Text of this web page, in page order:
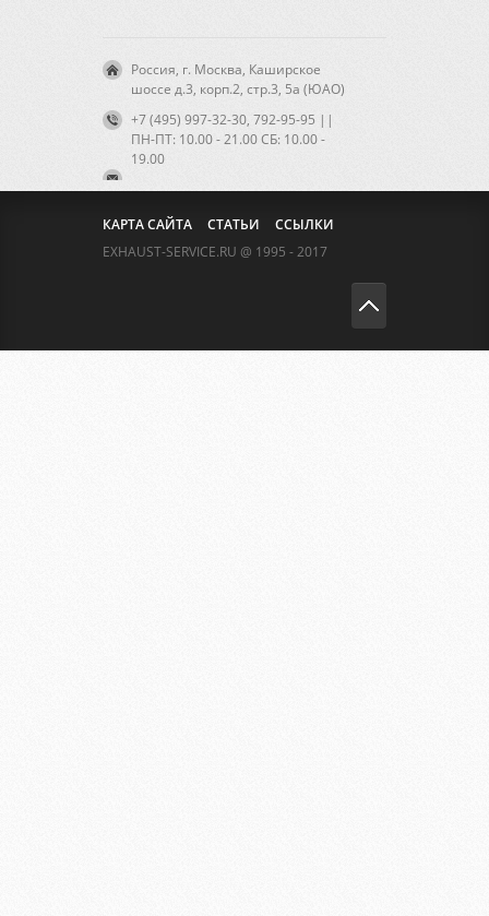
Россия, г. Москва, Каширское
шоссе д.3, корп.2, стр.3, 5а (ЮАО)
+7 (495) 997-32-30, 792-95-95 ||
ПН-ПТ: 10.00 - 21.00 CБ: 10.00 -
19.00
КАРТА САЙТА СТАТЬИ
ССЫЛКИ
EXHAUST-SERVICE.RU @ 1995 - 2017